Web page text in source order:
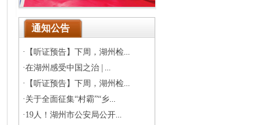
通知公告
· 【听证预告】下周，湖州检...
·在湖州感受中国之治 | ...
· 【听证预告】下周，湖州检...
·关于全面征集“村霸”“乡...
·19人！湖州市公安局公开...